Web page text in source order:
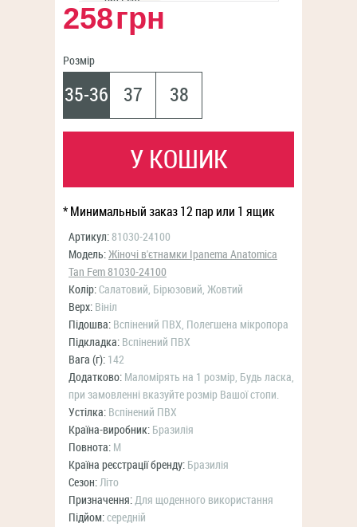
258грн
Розмір
35-36 37 38
У КОШИК
* Минимальный заказ 12 пар или 1 ящик
Артикул:81030-24100
Модель:Жіночі в'єтнамки Ipanema Anatomica
Tan Fem 81030-24100
Колір:Салатовий, Бірюзовий, Жовтий
Верх: Вініл
Підошва: Вспінений ПВХ, Полегшена мікропора
Підкладка: Вспінений ПВХ
Вага (г): 142
Додатково: Маломірять на 1 розмір, Будь ласка,
при замовленні вказуйте розмір Вашої стопи.
Устілка: Вспінений ПВХ
Країна-виробник: Бразилія
Повнота: M
Країна реєстрації бренду: Бразилія
Сезон:Літо
Призначення:Для щоденного використання
Підйом:середній